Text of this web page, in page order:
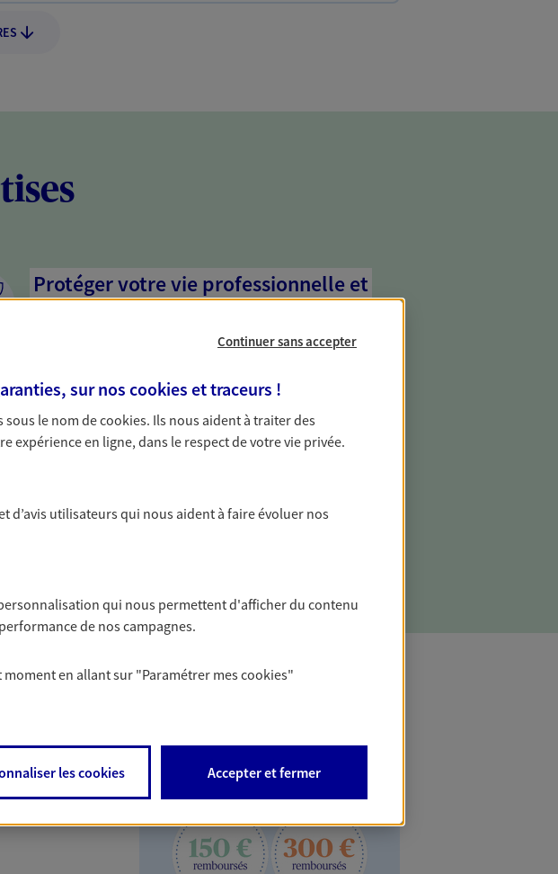
Protéger votre vie professionnelle et
Nous sommes à votre écoute pour vous proposer des
activité, mais aussi les risques liés à votre vie privée. Un seul
interlocuteur pour tous vos besoins, ça change tout.
Optimiser la gestion de votre
Gérez et optimisez votre patrimoine avec nos solutions pour
de
Continuer sans accepter
sur nos cookies et traceurs !
sous le nom decookies. Ils nous aident à traiter des
en ligne, dans le respect de votre vie privée.
d’avis utilisateurs qui nous aident à faire évoluer nos
qui nous permettent d'afficher du contenu
de nos campagnes.
moment en allant sur "Paramétrer mescookies"
les cookies Accepter et fermer